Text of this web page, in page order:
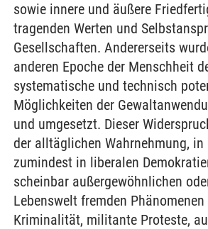
sowie innere und äußere
tragenden Werten und
Gesellschaften. Andererseits
anderen Epoche der Menschheit
systematische und technisch
Möglichkeiten der
und umgesetzt. Dieser
der alltäglichen Wahrnehmung, in
zumindest in liberalen
scheinbar außergewöhnlichen
Lebenswelt fremden
Kriminalität, militante Proteste,